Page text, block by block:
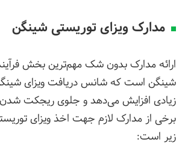
مدارک ویزای توریستی شینگن
ارائه مدارک بدون شک مهم‌ترین بخش
شینگن است که شانس دریافت ویزای
زیادی افزایش می‌دهد و جلوی ریجکت شدن
برخی از مدارک لازم جهت اخذ ویزای
زیر است: